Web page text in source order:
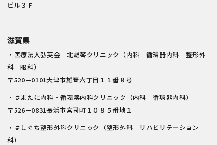
ビル３Ｆ
滋賀県
・医療法人弘英会 北雄琴クリニック（内科 循環器内科 整形外
科 眼科）
〒520－0101大津市雄琴六丁目１１番８号
・はまたに内科・循環器内科クリニック（内科 循環器内科）
〒526－0831長浜市宮司町１０８５番地１
・はしぐち整形外科クリニック（整形外科 リハビリテーション
科）